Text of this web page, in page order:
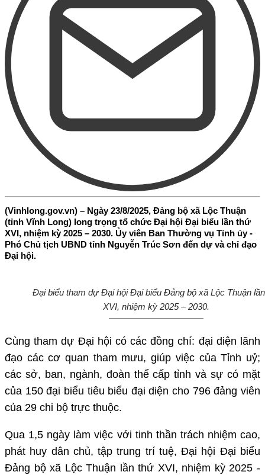
(Vinhlong.gov.vn) – Ngày 23/8/2025, Đảng bộ xã Lộc Thuận
(tỉnh Vĩnh Long) long trọng tổ chức Đại hội Đại biểu lần thứ
XVI, nhiệm kỳ 2025 – 2030. Ủy viên Ban Thường vụ Tỉnh ủy -
Phó Chủ tịch UBND tỉnh Nguyễn Trúc Sơn đến dự và chỉ đạo
Đại hội.
Đại biểu tham dự Đại hội Đại biểu Đảng bộ xã Lộc Thuận
XVI, nhiệm kỳ 2025 – 2030.
Cùng tham dự Đại hội có các đồng chí: đại diện lãnh
đạo các cơ quan tham mưu, giúp việc của Tỉnh uỷ;
các sở, ban, ngành, đoàn thể cấp tỉnh và sự có mặt
của 150 đại biểu tiêu biểu đại diện cho 796 đảng viên
của 29 chi bộ trực thuộc.
Qua 1,5 ngày làm việc với tinh thần trách nhiệm cao,
phát huy dân chủ, tập trung trí tuệ, Đại hội Đại biểu
Đảng bộ xã Lộc Thuận lần thứ XVI, nhiệm kỳ 2025 -